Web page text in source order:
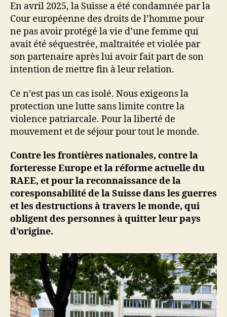
En avril 2025, la Suisse a été condamnée par la
Cour européenne des droits de l’homme pour
ne pas avoir protégé la vie d’une femme qui
avait été séquestrée, maltraitée et violée par
son partenaire après lui avoir fait part de son
intention de mettre fin à leur relation.
Ce n’est pas un cas isolé. Nous exigeons la
protection une lutte sans limite contre la
violence patriarcale. Pour la liberté de
mouvement et de séjour pour tout le monde.
Contre les frontières nationales, contre la
forteresse Europe et la réforme actuelle du
RAEE, et pour la reconnaissance de la
coresponsabilité de la Suisse dans les guerres
et les destructions à travers le monde, qui
obligent des personnes à quitter leur pays
d’origine.